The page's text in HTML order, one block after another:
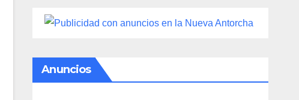
Anuncios